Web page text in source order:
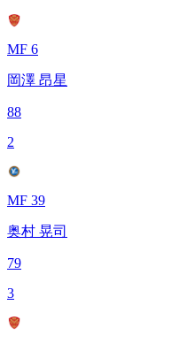
MF 6
岡澤 昂星
88
2
MF 39
奥村 晃司
79
3